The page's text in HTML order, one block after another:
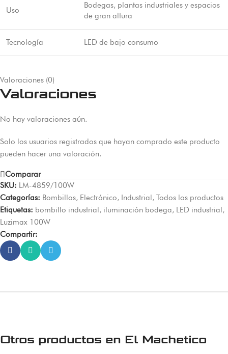
Uso
Bodegas, plantas industriales y espacios
de gran altura
Tecnología LED de bajo consumo
Valoraciones (0)
Valoraciones
No hay valoraciones aún.
Solo los usuarios registrados que hayan comprado este producto
pueden hacer una valoración.
Comparar
SKU: LM-4859/100W
Categorías: Bombillos, Electrónico, Industrial, Todos los productos
Etiquetas: bombillo industrial, iluminación bodega, LED industrial,
Luzimax 100W
Compartir:
Otros productos en El Machetico